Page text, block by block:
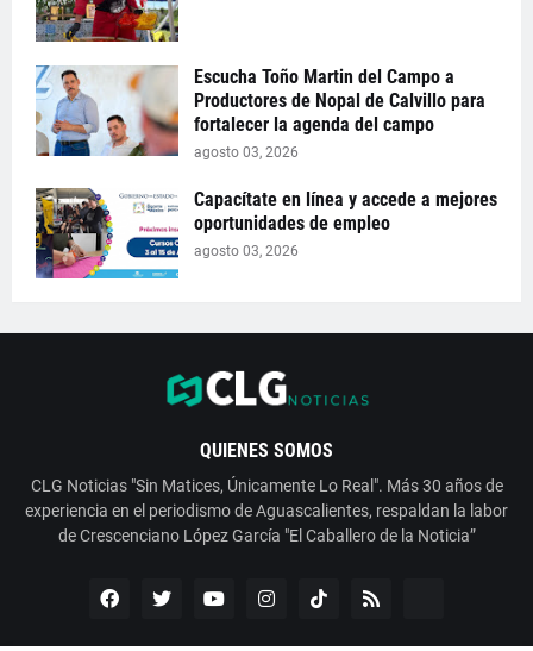
Escucha Toño Martin del Campo a
Productores de Nopal de Calvillo para
fortalecer la agenda del campo
agosto 03, 2026
Capacítate en línea y accede a mejores
oportunidades de empleo
agosto 03, 2026
QUIENES SOMOS
CLG Noticias "Sin Matices, Únicamente Lo Real". Más 30 años de
experiencia en el periodismo de Aguascalientes, respaldan la labor
de Crescenciano López García "El Caballero de la Noticia”